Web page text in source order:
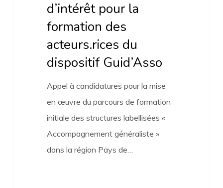
d’intérêt pour la
formation des
acteurs.rices du
dispositif Guid’Asso
Appel à candidatures pour la mise
en œuvre du parcours de formation
initiale des structures labellisées «
Accompagnement généraliste »
dans la région Pays de…